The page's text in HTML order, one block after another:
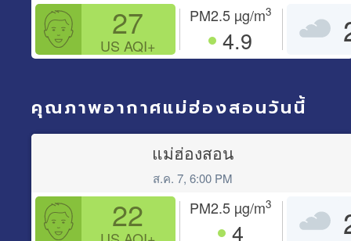
27
US AQI+
PM2.5 µg/m3
4.9
คุณภาพอากาศแม่ฮ่องสอนวันนี้
แม่ฮ่องสอน
ส.ค. 7, 6:00 PM
22 PM2.5 µg/m3
4